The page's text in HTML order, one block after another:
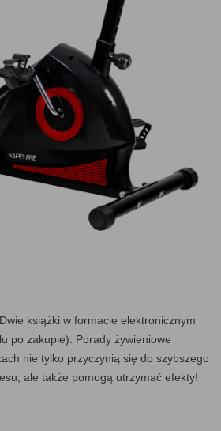
Dwie książki w formacie elektronicznym
po zakupie). Porady żywieniowe
nie tylko przyczynią się do szybszego
ale także pomogą utrzymać efekty!